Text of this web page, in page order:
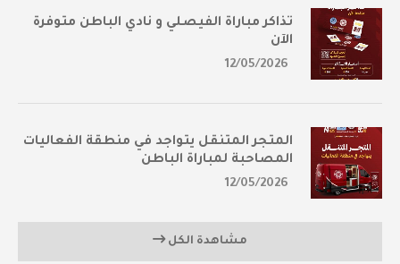
تذاكر مباراة الفيصلي و نادي الباطن متوفرة
الآن
12/05/2026
المتجر المتنقل يتواجد في منطقة الفعاليات
المصاحبة لمباراة الباطن
12/05/2026
مشاهدة الكل